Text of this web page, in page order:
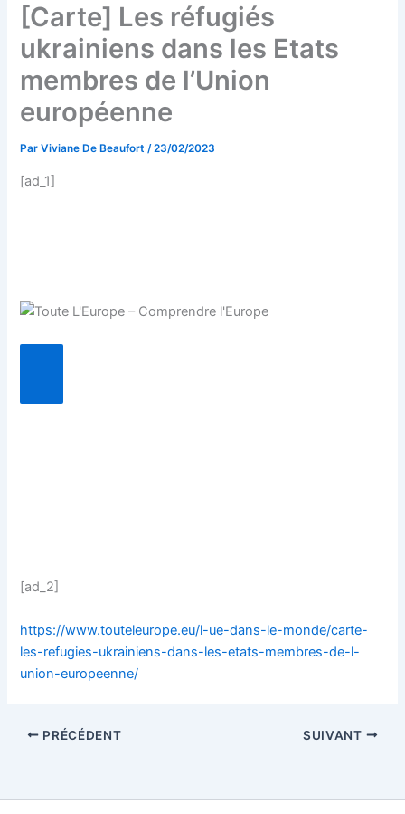
[Carte] Les réfugiés
ukrainiens dans les Etats
membres de l’Union
européenne
ParViviane De Beaufort/23/02/2023
[ad_1]
[ad_2]
https://www.touteleurope.eu/l-ue-dans-le-monde/carte-
les-refugies-ukrainiens-dans-les-etats-membres-de-l-
union-europeenne/
PRÉCÉDENT SUIVANT